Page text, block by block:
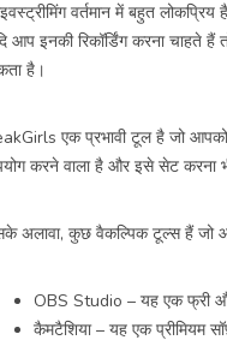
वर्तमान में बहुत
आप इनकी रिकॉर्डिंग करना चाहते
है।
एक प्रभावी टूल है जो आपको
करने वाला है और इसे सेट करना
अलावा, कुछ वैकल्पिक टूल्स हैं जो
OBS Studio – यह एक फ्री और
कैमटैशिया – यह एक प्रीमियम